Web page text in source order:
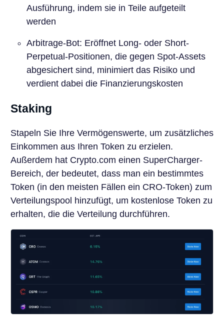
Ausführung, indem sie in Teile aufgeteilt
werden
Arbitrage-Bot: Eröffnet Long- oder Short-
Perpetual-Positionen, die gegen Spot-Assets
abgesichert sind, minimiert das Risiko und
verdient dabei die Finanzierungskosten
Staking
Stapeln Sie Ihre Vermögenswerte, um zusätzliches
Einkommen aus Ihren Token zu erzielen.
Außerdem hat Crypto.com einen SuperCharger-
Bereich, der bedeutet, dass man ein bestimmtes
Token (in den meisten Fällen ein CRO-Token) zum
Verteilungspool hinzufügt, um kostenlose Token zu
erhalten, die die Verteilung durchführen.